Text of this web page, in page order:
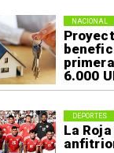
6.000
NACIONAL
La
DEPORTES